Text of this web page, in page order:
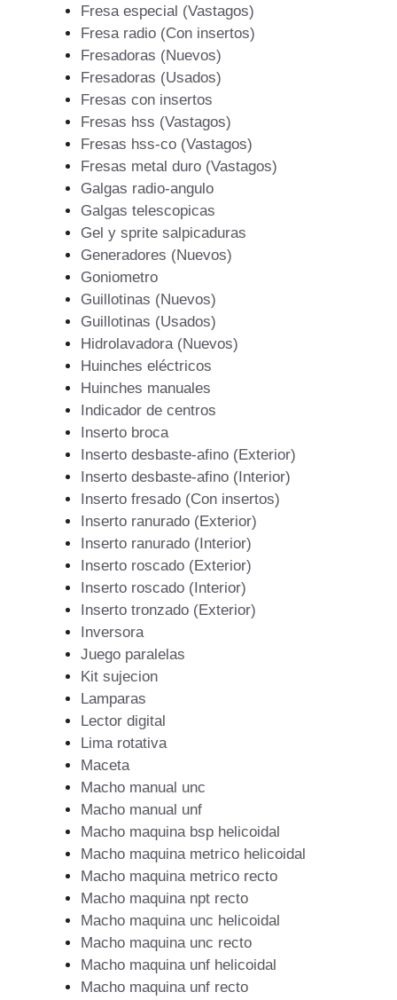
Fresa especial (Vastagos)
Fresa radio (Con insertos)
Fresadoras (Nuevos)
Fresadoras (Usados)
Fresas con insertos
Fresas hss (Vastagos)
Fresas hss-co (Vastagos)
Fresas metal duro (Vastagos)
Galgas radio-angulo
Galgas telescopicas
Gel y sprite salpicaduras
Generadores (Nuevos)
Goniometro
Guillotinas (Nuevos)
Guillotinas (Usados)
Hidrolavadora (Nuevos)
Huinches eléctricos
Huinches manuales
Indicador de centros
Inserto broca
Inserto desbaste-afino (Exterior)
Inserto desbaste-afino (Interior)
Inserto fresado (Con insertos)
Inserto ranurado (Exterior)
Inserto ranurado (Interior)
Inserto roscado (Exterior)
Inserto roscado (Interior)
Inserto tronzado (Exterior)
Inversora
Juego paralelas
Kit sujecion
Lamparas
Lector digital
Lima rotativa
Maceta
Macho manual unc
Macho manual unf
Macho maquina bsp helicoidal
Macho maquina metrico helicoidal
Macho maquina metrico recto
Macho maquina npt recto
Macho maquina unc helicoidal
Macho maquina unc recto
Macho maquina unf helicoidal
Macho maquina unf recto